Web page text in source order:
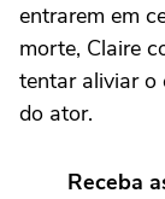
entrarem em
morte, Claire
tentar aliviar o
do ator.
Receba